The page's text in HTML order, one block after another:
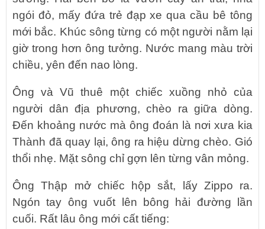
ngói đỏ, mấy đứa trẻ đạp xe qua cầu bê tông
mới bắc. Khúc sông từng có một người nằm lại
giờ trong hơn ông tưởng. Nước mang màu trời
chiều, yên đến nao lòng.
Ông và Vũ thuê một chiếc xuồng nhỏ của
người dân địa phương, chèo ra giữa dòng.
Đến khoảng nước mà ông đoán là nơi xưa kia
Thành đã quay lại, ông ra hiệu dừng chèo. Gió
thổi nhẹ. Mặt sông chỉ gợn lên từng vân mỏng.
Ông Thập mở chiếc hộp sắt, lấy Zippo ra.
Ngón tay ông vuốt lên bông hải đường lần
cuối. Rất lâu ông mới cất tiếng: